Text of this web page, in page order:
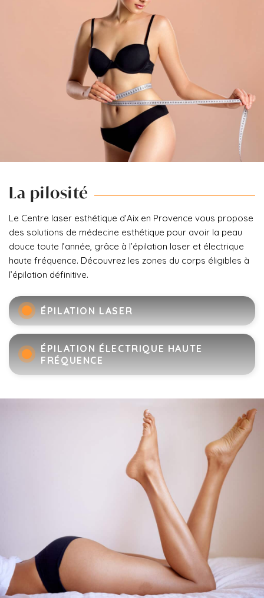
La pilosité
Le Centre laser esthétique d’Aix en Provence vous propose
des solutions de médecine esthétique pour avoir la peau
douce toute l’année, grâce à l’épilation laser et électrique
haute fréquence. Découvrez les zones du corps éligibles à
l’épilation définitive.
ÉPILATION LASER
ÉPILATION ÉLECTRIQUE HAUTE
FRÉQUENCE